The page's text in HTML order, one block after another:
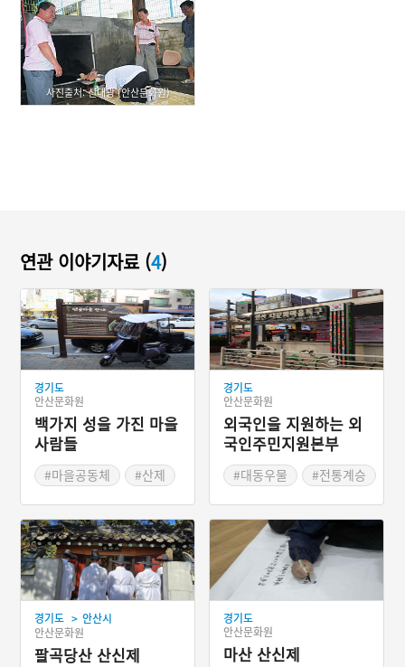
사진출처: 신대광 (안산문화원)
연관 이야기자료 (4)
경기도
안산문화원
백가지 성을 가진 마을
사람들
#마을공동체
#산제
#소머리국밥
경기도
안산문화원
외국인을 지원하는 외
국인주민지원본부
#대동우물
#전통계승
#원뒤마을
경기도 > 안산시
안산문화원
팔곡당산 산신제
경기도
안산문화원
마산 산신제